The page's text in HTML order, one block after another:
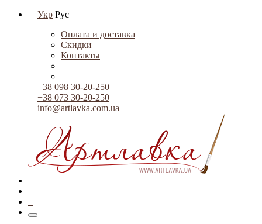
Укр Рус
Оплата и доставка
Скидки
Контакты
+38 098 30-20-250
+38 073 30-20-250
info@artlavka.com.ua